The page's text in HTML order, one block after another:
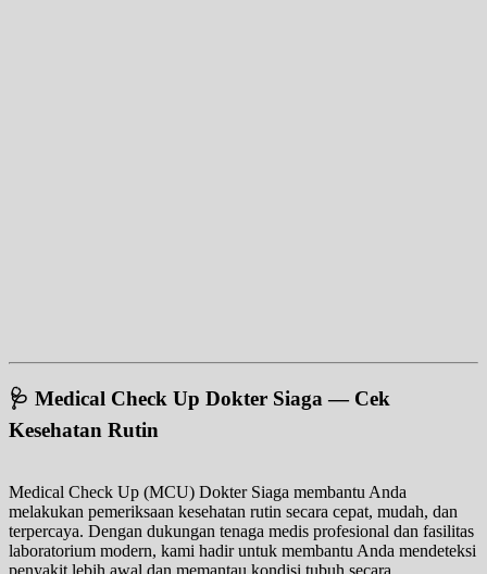
🩺 Medical Check Up Dokter Siaga — Cek
Kesehatan Rutin
Medical Check Up (MCU) Dokter Siaga membantu Anda
melakukan pemeriksaan kesehatan rutin secara cepat, mudah, dan
terpercaya. Dengan dukungan tenaga medis profesional dan fasilitas
laboratorium modern, kami hadir untuk membantu Anda mendeteksi